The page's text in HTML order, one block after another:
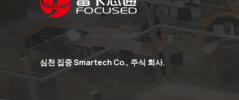
심천 집중 Smartech Co., 주식 회사.